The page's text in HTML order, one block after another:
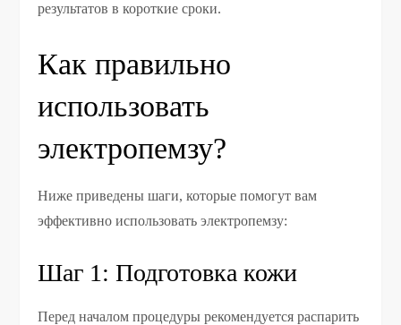
результатов в короткие сроки.
Как правильно
использовать
электропемзу?
Ниже приведены шаги, которые помогут вам
эффективно использовать электропемзу:
Шаг 1: Подготовка кожи
Перед началом процедуры рекомендуется распарить